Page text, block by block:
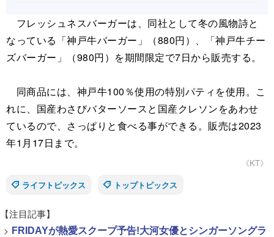
フレッシュネスバーガーは、同社として冬の風物詩と
なっている「神戸牛バーガー」（880円）、「神戸牛チー
ズバーガー」（980円）を期間限定で7日から販売する。
同商品には、神戸牛100％使用の特別パティを使用。こ
れに、国産わさびバターソースと国産クレソンをあわせ
ているので、さっぱりと食べる事ができる。販売は2023
年1月17日まで。
《KT》
ライフトピックス
トップトピックス
【注目記事】
> FRIDAYが熱愛スクープ予告!大河女優とシンガーソングラ